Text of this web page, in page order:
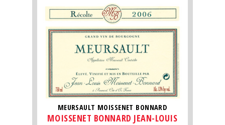
MEURSAULT MOISSENET BONNARD
MOISSENET BONNARD JEAN-LOUIS